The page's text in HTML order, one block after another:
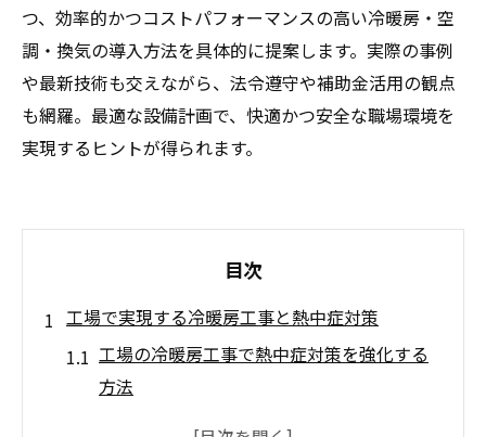
つ、効率的かつコストパフォーマンスの高い冷暖房・空
調・換気の導入方法を具体的に提案します。実際の事例
や最新技術も交えながら、法令遵守や補助金活用の観点
も網羅。最適な設備計画で、快適かつ安全な職場環境を
実現するヒントが得られます。
目次
工場で実現する冷暖房工事と熱中症対策
工場の冷暖房工事で熱中症対策を強化する
方法
空調設備と換気設備の連携による快適環境